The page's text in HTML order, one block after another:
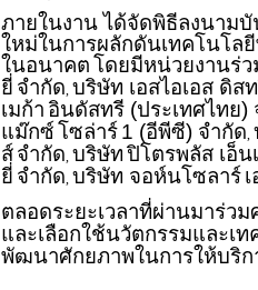
ภายในงาน ได้จัดพิธีลงนาม
ใหม่ในการผลักดันเทคโนโล
ในอนาคตโดยมีหน่วยงานร่ว
ยี่ จำกัด, บริษัท เอสไอเอส ดิ
เมก้า อินดัสทรี (ประเทศไทย)
แม๊กซ์โซล่าร์1 (อีพีซี) จำกัด,
ส์จำกัด, บริษัทปิโตรพลัส เอ็น
ยี่ จำกัด, บริษัท จอห์นโซลาร์
ตลอดระยะเวลาที่ผ่านมาร่วม
และเลือกใช้นวัตกรรมและเ
พัฒนาศักยภาพในการให้บริก